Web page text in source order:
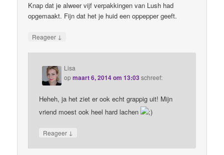
Knap dat je alweer vijf verpakkingen van Lush had
opgemaakt. Fijn dat het je huid een oppepper geeft.
Reageer ↓
Lisa
opmaart 6, 2014 om 13:03 schreef:
Heheh, ja het ziet er ook echt grappig uit! Mijn
vriend moest ook heel hard lachen
Reageer ↓